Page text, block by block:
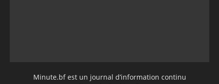
Minute.bf est un journal d’information continu